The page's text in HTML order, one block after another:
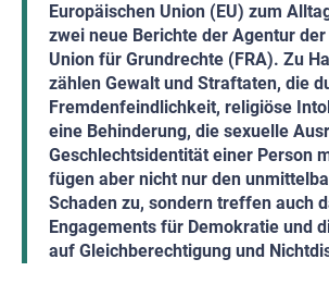
Europäischen Union (EU) zum
zwei neue Berichte der Agentur
Union für Grundrechte (FRA). Zu
zählen Gewalt und Straftaten, die
Fremdenfeindlichkeit, religiöse
eine Behinderung, die sexuelle
Geschlechtsidentität einer Person
fügen aber nicht nur den
Schaden zu, sondern treffen auch
Engagements für Demokratie und
auf Gleichberechtigung und